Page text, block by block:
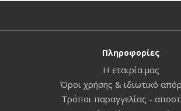
Πληροφορίες
Η εταιρία μας
Όροι χρήσης & ιδιωτικό
Τρόποι παραγγελίας -